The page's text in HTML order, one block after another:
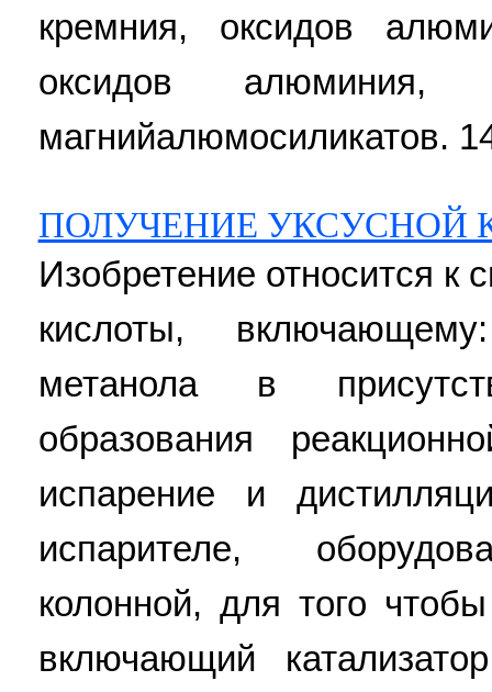
кремния, оксидов
оксидов
магнийалюмосиликатов.
ПОЛУЧЕНИЕ УКСУСНОЙ
Изобретение относится к
кислоты,
метанола в
образования
испарение и
испарителе,
колонной, для того
включающий